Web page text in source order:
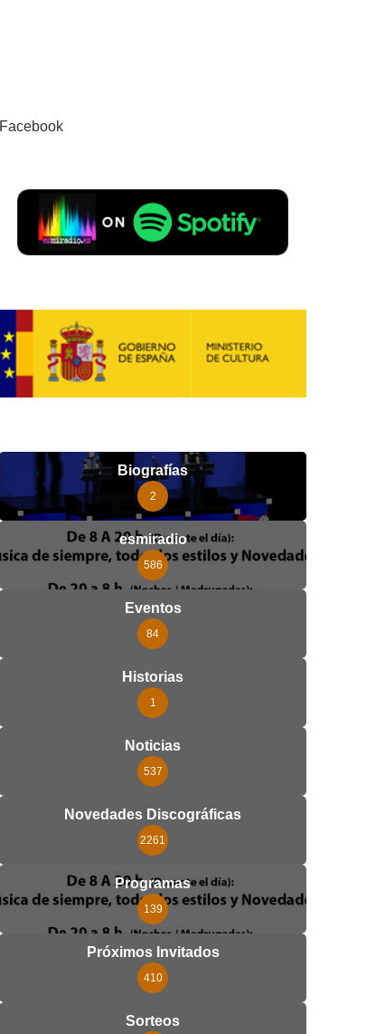
Facebook
Biografías
2
esmiradio
586
Eventos
84
Historias
1
Noticias
537
Novedades Discográficas
2261
Programas
139
Próximos Invitados
410
Sorteos